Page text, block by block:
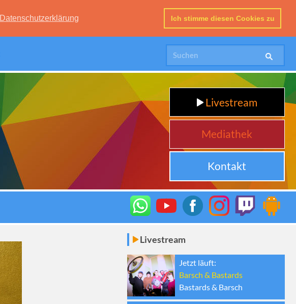
Datenschutzerklärung Ich stimme diesen Cookies zu
Livestream
Mediathek
Kontakt
Livestream
Jetzt läuft:
Barsch & Bastards
Bastards & Barsch